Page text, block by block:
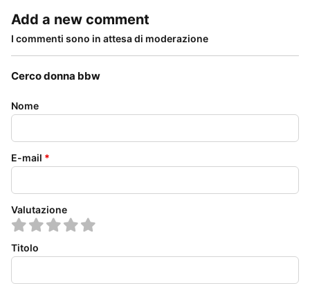
Add a new comment
I commenti sono in attesa di moderazione
Cerco donna bbw
Nome
E-mail *
Valutazione
Titolo